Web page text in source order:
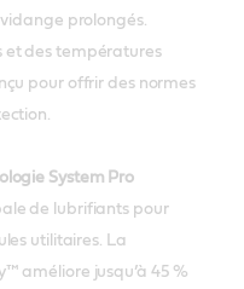
prolongés.
et des températures
pour offrir des normes
System Pro
de lubrifiants pour
utilitaires. La
améliore jusqu’à 45 %